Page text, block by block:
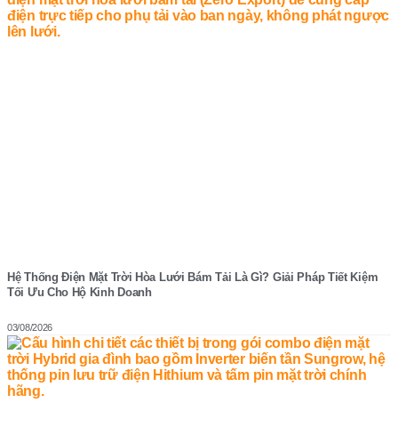
Hệ Thống Điện Mặt Trời Hòa Lưới Bám Tải Là Gì? Giải Pháp Tiết Kiệm
Tối Ưu Cho Hộ Kinh Doanh
03/08/2026